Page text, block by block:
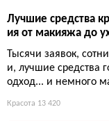
Лучшие средства
ия от макияжа до
Тысячи заявок,
и, лучшие средства
одход... и немного
Красота 13 420